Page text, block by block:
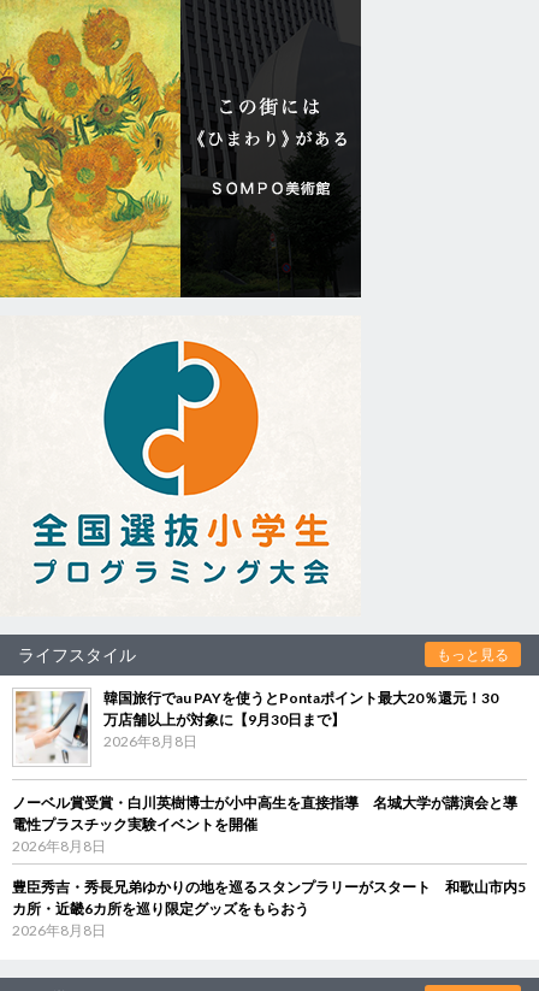
ライフスタイル もっと見る
韓国旅行でau PAYを使うとPontaポイント最大20％還元！30
万店舗以上が対象に【9月30日まで】
2026年8月8日
ノーベル賞受賞・白川英樹博士が小中高生を直接指導 名城大学が講演会と導
電性プラスチック実験イベントを開催
2026年8月8日
豊臣秀吉・秀長兄弟ゆかりの地を巡るスタンプラリーがスタート 和歌山市内5
カ所・近畿6カ所を巡り限定グッズをもらおう
2026年8月8日